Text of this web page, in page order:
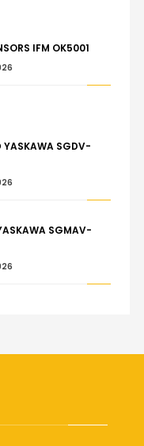
IFM OK5001
YASKAWA SGDV-
SGMAV-